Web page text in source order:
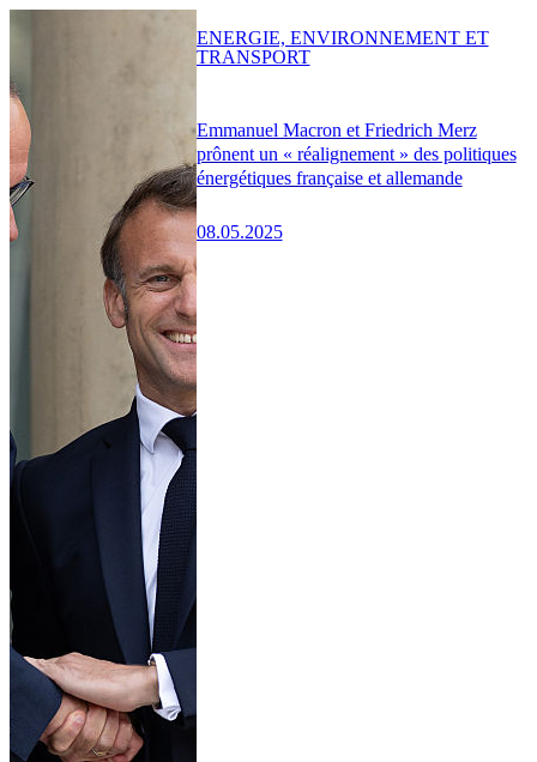
Emmanuel Macron et Friedrich Merz
prônent un « réalignement » des politiques
énergétiques française et allemande
08.05.2025
ENERGIE, ENVIRONNEMENT ET
TRANSPORT